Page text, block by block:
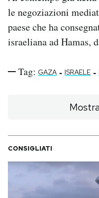
le negoziazioni
paese che ha
israeliana ad Hamas,
Tag: GAZA - ISRAELE -
CONSIGLIATI